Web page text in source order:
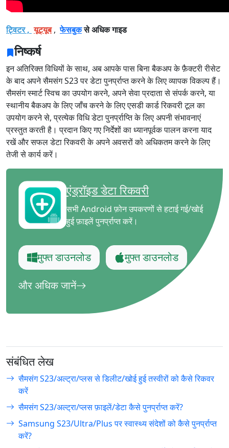
ट्विटर , यूट्यूब,फेसबुकसे अधिक गाइड
निष्कर्ष
इन अतिरिक्त विधियों के साथ, अब आपके पास बिना बैकअप के फ़ैक्टरी रीसेट
के बाद अपने सैमसंग S23 पर डेटा पुनर्प्राप्त करने के लिए व्यापक विकल्प हैं।
सैमसंग स्मार्ट स्विच का उपयोग करने, अपने सेवा प्रदाता से संपर्क करने, या
स्थानीय बैकअप के लिए जाँच करने के लिए एसडी कार्ड रिकवरी टूल का
उपयोग करने से, प्रत्येक विधि डेटा पुनर्प्राप्ति के लिए अपनी संभावनाएं
प्रस्तुत करती है। प्रदान किए गए निर्देशों का ध्यानपूर्वक पालन करना याद
रखें और सफल डेटा रिकवरी के अपने अवसरों को अधिकतम करने के लिए
तेजी से कार्य करें।
एंड्रॉइड डेटा रिकवरी
सभी Android फ़ोन उपकरणों से हटाई गई/खोई
हुई फ़ाइलें पुनर्प्राप्त करें।
मुफ्त डाउनलोड मुफ्त डाउनलोड
और अधिक जानें
संबंधित लेख
सैमसंग S23/अल्ट्रा/प्लस से डिलीट/खोई हुई तस्वीरों को कैसे रिकवर
करें
सैमसंग S23/अल्ट्रा/प्लस फ़ाइलें/डेटा कैसे पुनर्प्राप्त करें?
Samsung S23/Ultra/Plus पर स्वास्थ्य संदेशों को कैसे पुनर्प्राप्त
करें?